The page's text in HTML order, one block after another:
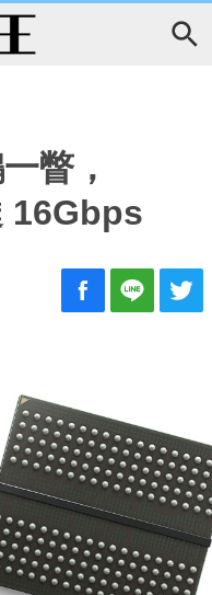
瞥，
16Gbps